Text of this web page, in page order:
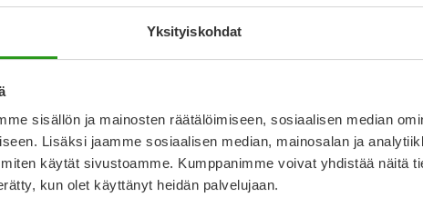
Yksityiskohdat
sisällön ja mainosten räätälöimiseen, sosiaalisen median
Lisäksi jaamme sosiaalisen median, mainosalan ja
käytät sivustoamme. Kumppanimme voivat yhdistää näitä
kun olet käyttänyt heidän palvelujaan.
PANTS PLUS
TENA
TENA PROSKIN PANTS
TENA
TENA